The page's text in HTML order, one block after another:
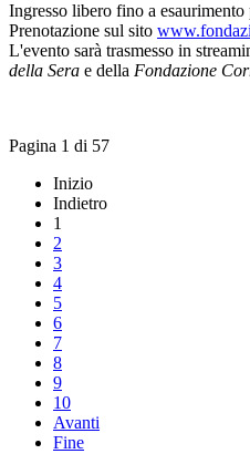
Ingresso libero fino a esaurimento
Prenotazione sul sito
L'evento sarà trasmesso in
della Sera e della Fondazione
Pagina 1 di 57
Inizio
Indietro
1
2
3
4
5
6
7
8
9
10
Avanti
Fine